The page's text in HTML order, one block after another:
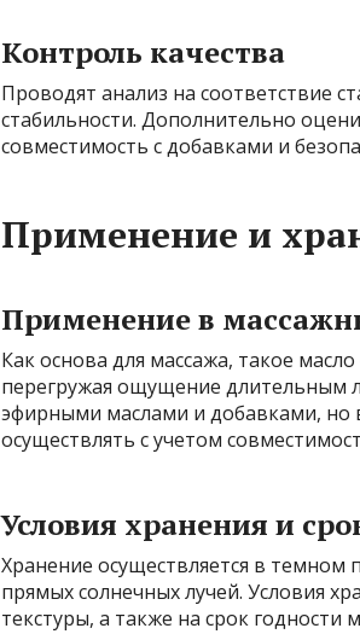
Контроль качества
Проводят анализ на соответствие
стабильности. Дополнительно
совместимость с добавками и
Применение и
Применение в
Как основа для массажа, такое
перегружая ощущение длительным
эфирными маслами и добавками, но
осуществлять с учетом
Условия хранения и
Хранение осуществляется в темном
прямых солнечных лучей. Условия
текстуры, а также на срок годности